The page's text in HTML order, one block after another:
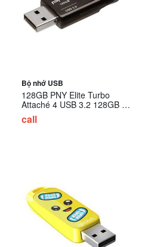
Bộ nhớ USB
128GB PNY Elite Turbo
Attaché 4 USB 3.2 128GB P-
FD128TBAT4-GE
call